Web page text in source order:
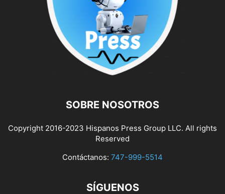
SOBRE NOSOTROS
Copyright 2016-2023 Hispanos Press Group LLC. All rights
Reserved
Contáctanos: 747-999-5514
SÍGUENOS